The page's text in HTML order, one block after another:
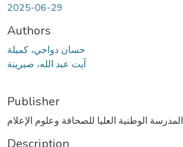
2025-06-29
Authors
حسان دواجي، كميلة
آيت عبد الله، صبرينة
Publisher
المدرسة الوطنية العليا للصحافة وعلوم الإعلام
Description